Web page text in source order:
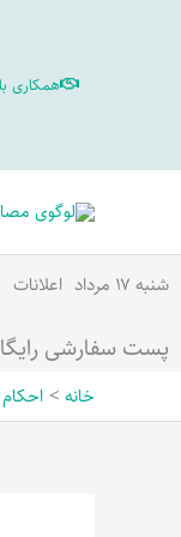
همکاری
شنبه ۱۷ مرداد اعلانات
پست سفارشی رایگان
خانه احکام